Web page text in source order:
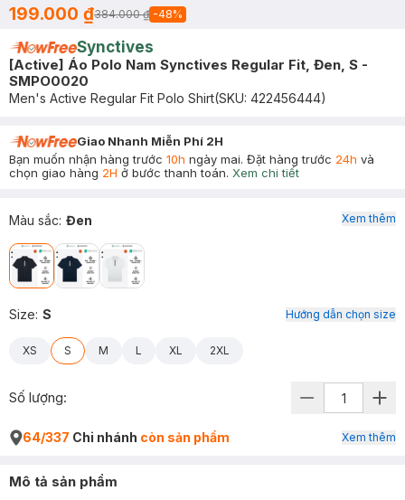
199.000 ₫384.000 ₫ -48%
Synctives
[Active] Áo Polo Nam Synctives Regular Fit, Đen, S -
SMPO0020
Men's Active Regular Fit Polo Shirt(SKU: 422456444)
Giao Nhanh Miễn Phí 2H
Bạn muốn nhận hàng trước 10h ngày mai. Đặt hàng trước 24h và
chọn giao hàng 2H ở bước thanh toán. Xem chi tiết
Màu sắc: Đen
Size: S Hướng dẫn chọn size
XS S M L XL 2XL
Xem thêm
Số lượng:
64/337 Chi nhánh còn sản phẩm Xem thêm
Mô tả sản phẩm